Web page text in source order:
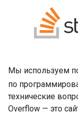
Мы используем
по
технические
Overflow — это